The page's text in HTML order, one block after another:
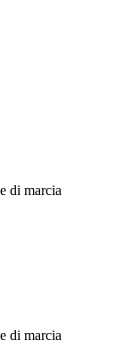
di marcia
di marcia